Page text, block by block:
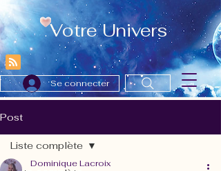
Votre Univers
Se connecter
Post
Liste complète
Dominique Lacroix